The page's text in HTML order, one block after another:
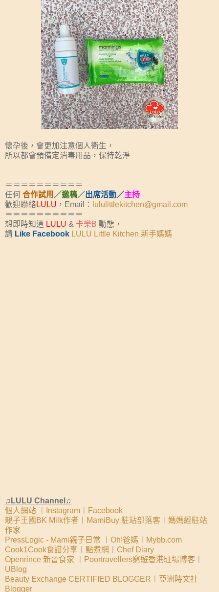
懷孕後，會更加注意個人衛生，
所以都會預備定消毒用品，保持乾淨
＝＝＝＝＝＝＝＝＝＝
任何 合作試用 ／邀稿／出席活動／主持
歡迎聯絡 LULU ，Email：
lululittlekitchen@gmail.com
＝＝＝＝＝＝＝＝＝＝
想即時知道 LULU & 卡樂B 動態，
請 Like Facebook LULU Little Kitchen 新手媽媽
♫LULU Channel♫
個人網站
Instagram
Facebook
親子王國BK Milk作者
MamiBuy 駐站部落客
媽媽經駐站
作家
PressLogic - Mami親子日常
Oh!爸媽
Mybb.com
Cook1Cook食譜分享
點煮網
Chef Diary
Openrince 新晉食家
Poortravellers窮遊香港駐場博客
UBlog
Beauty Exchange CERTIFIED BLOGGER
亞洲時文社
Blogger